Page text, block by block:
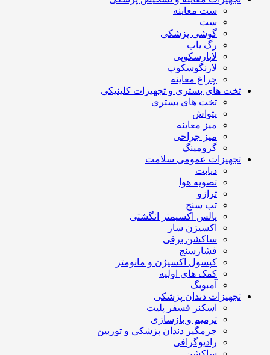
ست معاینه
ست
گوشی پزشکی
رگ یاب
لاپارسکوپی
لارنگوسکوپ
چراغ معاینه
تخت های بستری و تجهیزات کلینیکی
تخت های بستری
پتواش
میز معاینه
میز جراحی
گرومینگ
تجهیزات عمومی سلامت
دیابت
تصویه هوا
ترازو
تب سنج
پالس اکسیمتر انگشتی
اکسیژن ساز
ساکشن برقی
فشارسنج
کپسول اکسیژن و مانومتر
کمک های اولیه
آمبوبگ
تجهیزات دندان پزشکی
اسکنر فسفر پلیت
ترمیم و بازسازی
جرمگیر دندان پزشکی و توربین
رادیوگرافی